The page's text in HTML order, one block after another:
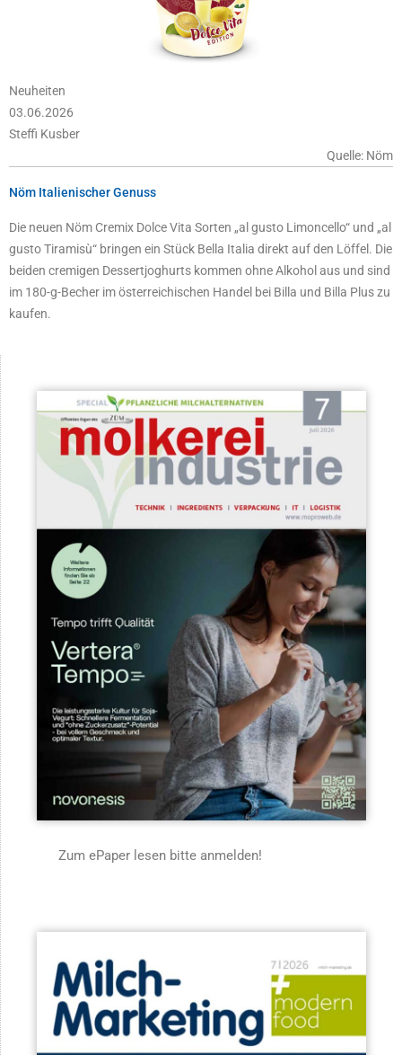
Neuheiten
03.06.2026
Steffi Kusber
Quelle: Nöm
Nöm Italienischer Genuss
Die neuen Nöm Cremix Dolce Vita Sorten „al gusto Limoncello“ und „al
gusto Tiramisù“ bringen ein Stück Bella Italia direkt auf den Löffel. Die
beiden cremigen Dessertjoghurts kommen ohne Alkohol aus und sind
im 180-g-Becher im österreichischen Handel bei Billa und Billa Plus zu
kaufen.
Zum ePaper lesen bitte anmelden!